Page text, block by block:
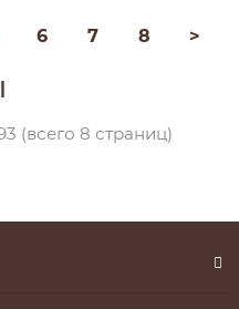
6 7 8 >
(всего 8 страниц)